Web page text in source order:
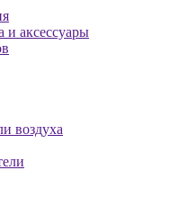
и аксессуары
воздуха